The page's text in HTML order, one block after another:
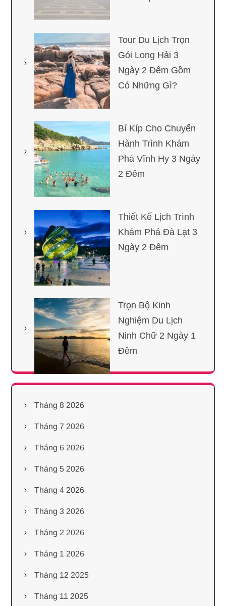
Tour Du Lịch Trọn
Gói Long Hải 3
Ngày 2 Đêm Gồm
Có Những Gì?
Bí Kíp Cho Chuyến
Hành Trình Khám
Phá Vĩnh Hy 3 Ngày
2 Đêm
Thiết Kế Lịch Trình
Khám Phá Đà Lạt 3
Ngày 2 Đêm
Trọn Bộ Kinh
Nghiệm Du Lịch
Ninh Chữ 2 Ngày 1
Đêm
Tháng 8 2026
Tháng 7 2026
Tháng 6 2026
Tháng 5 2026
Tháng 4 2026
Tháng 3 2026
Tháng 2 2026
Tháng 1 2026
Tháng 12 2025
Tháng 11 2025